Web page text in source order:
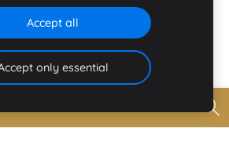
Seko mums:
Accept all
only essential